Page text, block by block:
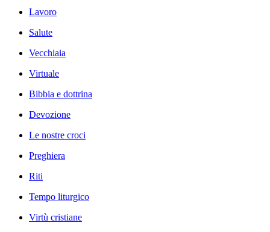
Lavoro
Salute
Vecchiaia
Virtuale
Bibbia e dottrina
Devozione
Le nostre croci
Preghiera
Riti
Tempo liturgico
Virtù cristiane